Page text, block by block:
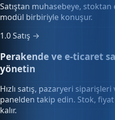
1.0Satış →
Perakende ve e-ticaret
yönetin
Hızlı satış, pazaryeri siparişleri
panelden takip edin. Stok,
kalır.
Hızlı Satış POS